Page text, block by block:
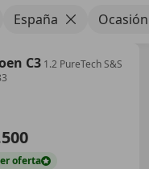
España Ocasión
C3 1.2 PureTech S&S
oferta